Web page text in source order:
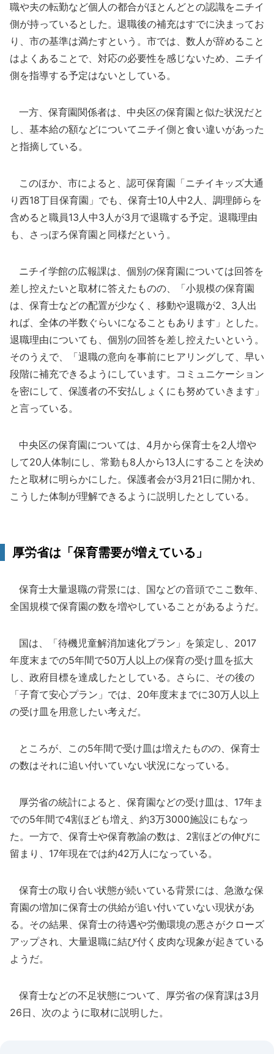
職や夫の転勤など個人の都合がほとんどとの認識をニチイ
側が持っているとした。退職後の補充はすでに決まってお
り、市の基準は満たすという。市では、数人が辞めること
はよくあることで、対応の必要性を感じないため、ニチイ
側を指導する予定はないとしている。
一方、保育園関係者は、中央区の保育園と似た状況だと
し、基本給の額などについてニチイ側と食い違いがあった
と指摘している。
このほか、市によると、認可保育園「ニチイキッズ大通
り西18丁目保育園」でも、保育士10人中2人、調理師らを
含めると職員13人中3人が3月で退職する予定。退職理由
も、さっぽろ保育園と同様だという。
ニチイ学館の広報課は、個別の保育園については回答を
差し控えたいと取材に答えたものの、「小規模の保育園
は、保育士などの配置が少なく、移動や退職が2、3人出
れば、全体の半数ぐらいになることもあります」とした。
退職理由についても、個別の回答を差し控えたいという。
そのうえで、「退職の意向を事前にヒアリングして、早い
段階に補充できるようにしています。コミュニケーション
を密にして、保護者の不安払しょくにも努めていきます」
と言っている。
中央区の保育園については、4月から保育士を2人増や
して20人体制にし、常勤も8人から13人にすることを決め
たと取材に明らかにした。保護者会が3月21日に開かれ、
こうした体制が理解できるように説明したとしている。
厚労省は「保育需要が増えている」
保育士大量退職の背景には、国などの音頭でここ数年、
全国規模で保育園の数を増やしていることがあるようだ。
国は、「待機児童解消加速化プラン」を策定し、2017
年度末までの5年間で50万人以上の保育の受け皿を拡大
し、政府目標を達成したとしている。さらに、その後の
「子育て安心プラン」では、20年度末までに30万人以上
の受け皿を用意したい考えだ。
ところが、この5年間で受け皿は増えたものの、保育士
の数はそれに追い付いていない状況になっている。
厚労省の統計によると、保育園などの受け皿は、17年ま
での5年間で4割ほども増え、約3万3000施設にもなっ
た。一方で、保育士や保育教諭の数は、2割ほどの伸びに
留まり、17年現在では約42万人になっている。
保育士の取り合い状態が続いている背景には、急激な保
育園の増加に保育士の供給が追い付いていない現状があ
る。その結果、保育士の待遇や労働環境の悪さがクローズ
アップされ、大量退職に結び付く皮肉な現象が起きている
ようだ。
保育士などの不足状態について、厚労省の保育課は3月
26日、次のように取材に説明した。